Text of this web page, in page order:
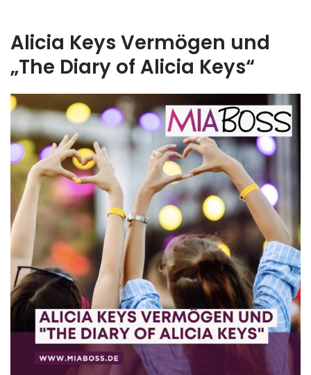
Alicia Keys Vermögen und
„The Diary of Alicia Keys“